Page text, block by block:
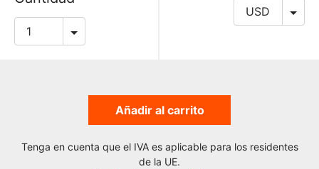
Añadir al carrito
Tenga en cuenta que el IVA es aplicable para los residentes
de la UE.